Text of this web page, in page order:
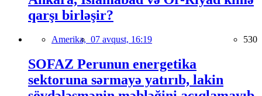
qarşı birləşir?
Amerika, 07 avqust, 16:19 530
SOFAZ Perunun energetika
sektoruna sərmayə yatırıb, lakin